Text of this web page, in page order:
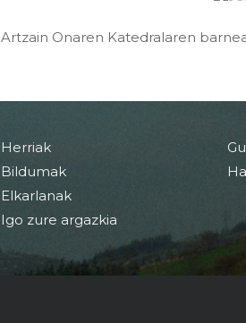
Artzain Onaren Katedralaren
Herriak
Bildumak
Elkarlanak
Igo zure argazkia